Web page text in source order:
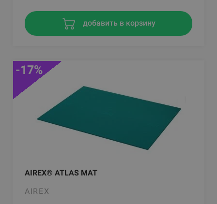
добавить в корзину
AIREX® ATLAS MAT
AIREX
-17%